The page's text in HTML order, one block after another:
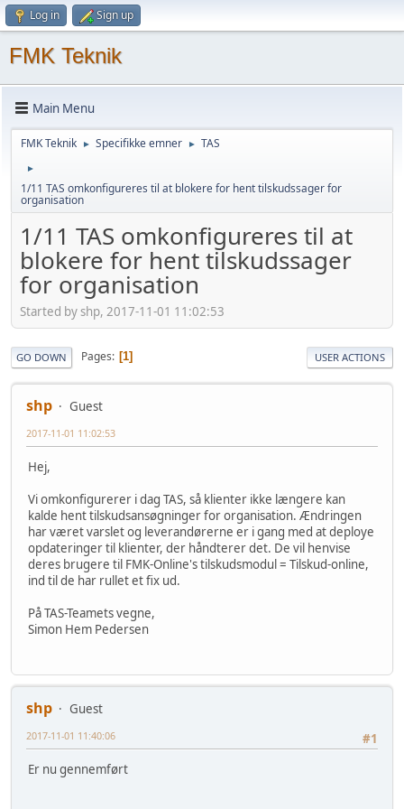
Log in Sign up
FMK Teknik
Main Menu
FMK Teknik ► Specifikke emner ► TAS
►
1/11 TAS omkonfigureres til at blokere for hent tilskudssager for
organisation
1/11 TAS omkonfigureres til at
blokere for hent tilskudssager
for organisation
Started by shp, 2017-11-01 11:02:53
GO DOWN Pages 1 USER ACTIONS
shp Guest
2017-11-01 11:02:53
Hej,
Vi omkonfigurerer i dag TAS, så klienter ikke længere kan
kalde hent tilskudsansøgninger for organisation. Ændringen
har været varslet og leverandørerne er i gang med at deploye
opdateringer til klienter, der håndterer det. De vil henvise
deres brugere til FMK-Online's tilskudsmodul = Tilskud-online,
ind til de har rullet et fix ud.
På TAS-Teamets vegne,
Simon Hem Pedersen
shp
Guest
#1
2017-11-01 11:40:06
Er nu gennemført